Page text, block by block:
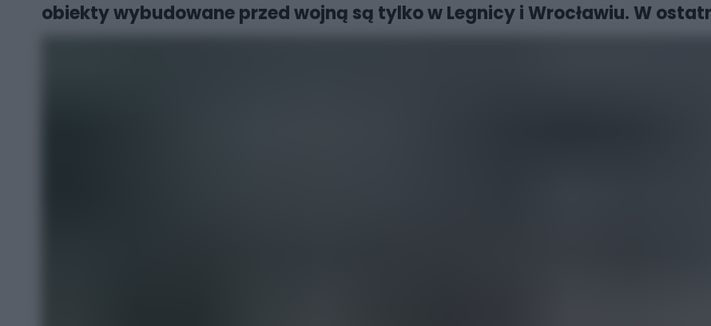
obiekty wybudowane przed wojną są tylko w Legnicy i Wrocławiu. W